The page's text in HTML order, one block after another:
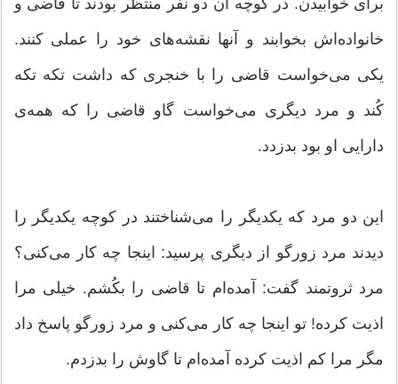
خانواده‌اش بخوابند و آنها نقشه‌های خود را عملی كنند.
یكی می‌خواست قاضی را با خنجری كه داشت تكه تكه
كُند و مرد دیگری می‌خواست گاو قاضی را كه همه‌ی
دارایی او بود بدزدد.
این دو مرد كه یكدیگر را می‌شناختند در كوچه یكدیگر را
دیدند مرد زورگو از دیگری پرسید: اینجا چه كار می‌كنی؟
مرد ثروتمند گفت: آمده‌ام تا قاضی را بكُشم. خیلی مرا
اذیت كرده! تو اینجا چه كار می‌كنی و مرد زورگو پاسخ داد
مگر مرا كم اذیت كرده آمده‌ام تا گاوش را بدزدم.